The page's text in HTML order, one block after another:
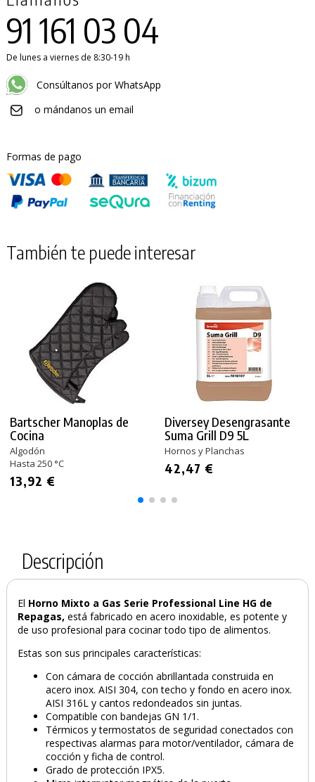
PRODUCTO AÑADIDO AL CARRITO
91 161 03 04
De lunes a viernes de 8:30-19 h
Consúltanos por WhatsApp
o mándanos un email
Formas de pago
También te puede interesar
Bartscher Manoplas de
Cocina
Algodón
Hasta 250 °C
13,92 €
Diversey Desengrasante
Suma Grill D9 5L
Hornos y Planchas
42,47 €
Descripción
El Horno Mixto a Gas Serie Professional Line HG de
Repagas,está fabricado en acero inoxidable, es potente y
de uso profesional para cocinar todo tipo de alimentos.
Estas son sus principales características:
Con cámara de cocción abrillantada construida en
acero inox. AISI 304, con techo y fondo en acero inox.
AISI 316L y cantos redondeados sin juntas.
Compatible con bandejas GN 1/1.
Térmicos y termostatos de seguridad conectados con
respectivas alarmas para motor/ventilador, cámara de
cocción y ficha de control.
Grado de protección IPX5.